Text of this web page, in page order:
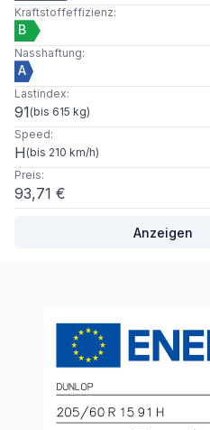
Kraftstoffeffizienz:
B
Nasshaftung:
A
Lastindex:
91(bis 615 kg)
Speed:
H (bis 210 km/h)
Preis:
93,71 €
Anzeigen